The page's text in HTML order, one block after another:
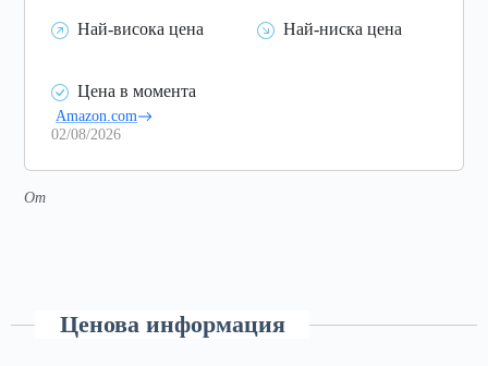
Най-висока цена Най-ниска цена
Цена в момента
Amazon.com
02/08/2026
От
Ценова информация